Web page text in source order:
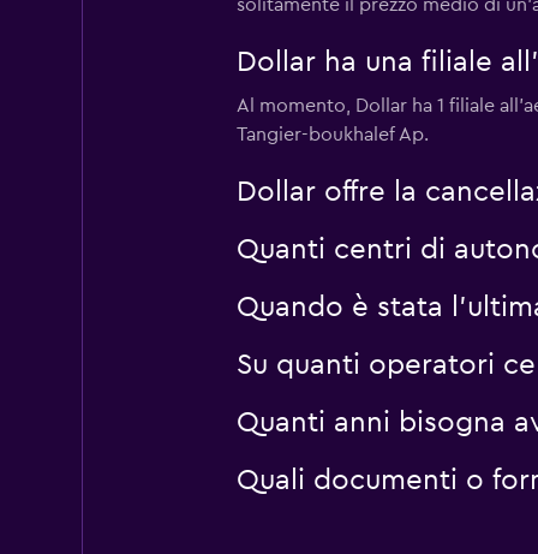
solitamente il prezzo medio di
Dollar ha una filiale
Al momento, Dollar ha 1 filiale
Tangier-boukhalef Ap.
Dollar offre la
Quanti centri di
Quando è stata
Su quanti operatori
Quanti anni bisogna
Quali documenti o